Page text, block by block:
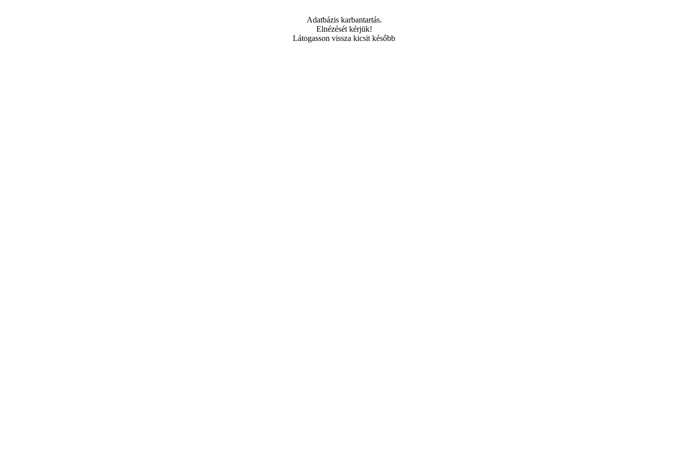
Adatbázis karbantartás.
Elnézését kérjük!
Látogasson vissza kicsit később